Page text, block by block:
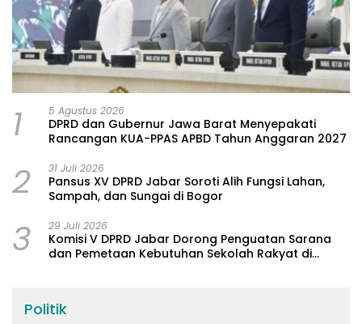
1 5 Agustus 2026
DPRD dan Gubernur Jawa Barat Menyepakati
Rancangan KUA-PPAS APBD Tahun Anggaran 2027
2 31 Juli 2026
Pansus XV DPRD Jabar Soroti Alih Fungsi Lahan,
Sampah, dan Sungai di Bogor
3 29 Juli 2026
Komisi V DPRD Jabar Dorong Penguatan Sarana
dan Pemetaan Kebutuhan Sekolah Rakyat di
Politik